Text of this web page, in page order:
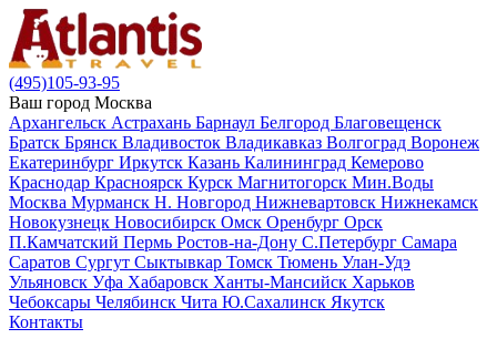
(495)105-93-95
Ваш город Москва
Архангельск Астрахань Барнаул Белгород Благовещенск
Братск Брянск Владивосток Владикавказ Волгоград Воронеж
Екатеринбург Иркутск Казань Калининград Кемерово
Краснодар Красноярск Курск Магнитогорск Мин.Воды
Москва Мурманск Н. Новгород Нижневартовск Нижнекамск
Новокузнецк Новосибирск Омск Оренбург Орск
П.Камчатский Пермь Ростов-на-Дону С.Петербург Самара
Саратов Сургут Сыктывкар Томск Тюмень Улан-Удэ
Ульяновск Уфа Хабаровск Ханты-Мансийск Харьков
Чебоксары Челябинск Чита Ю.Сахалинск Якутск
Контакты